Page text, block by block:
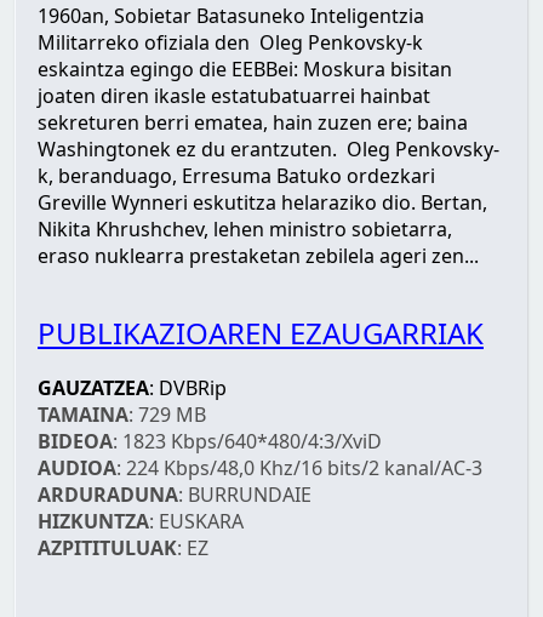
1960an, Sobietar Batasuneko Inteligentzia
Militarreko ofiziala den Oleg Penkovsky-k
eskaintza egingo die EEBBei: Moskura bisitan
joaten diren ikasle estatubatuarrei hainbat
sekreturen berri ematea, hain zuzen ere; baina
Washingtonek ez du erantzuten. Oleg Penkovsky-
k, beranduago, Erresuma Batuko ordezkari
Greville Wynneri eskutitza helaraziko dio. Bertan,
Nikita Khrushchev, lehen ministro sobietarra,
eraso nuklearra prestaketan zebilela ageri zen...
PUBLIKAZIOAREN EZAUGARRIAK
GAUZATZEA: DVBRip
TAMAINA: 729 MB
BIDEOA: 1823 Kbps/640*480/4:3/XviD
AUDIOA: 224 Kbps/48,0 Khz/16 bits/2 kanal/AC-3
ARDURADUNA: BURRUNDAIE
HIZKUNTZA: EUSKARA
AZPITITULUAK: EZ